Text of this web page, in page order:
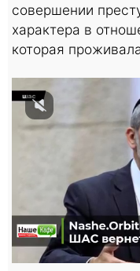
совершении
характера в
которая